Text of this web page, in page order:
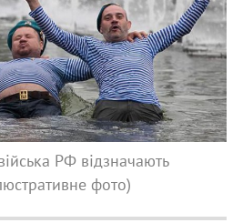
РФ відзначають
фото)